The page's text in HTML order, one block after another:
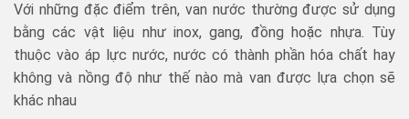
Với những đặc điểm trên, van nước thường được sử dụng
bằng các vật liệu như inox, gang, đồng hoặc nhựa. Tùy
thuộc vào áp lực nước, nước có thành phần hóa chất hay
không và nồng độ như thế nào mà van được lựa chọn sẽ
khác nhau